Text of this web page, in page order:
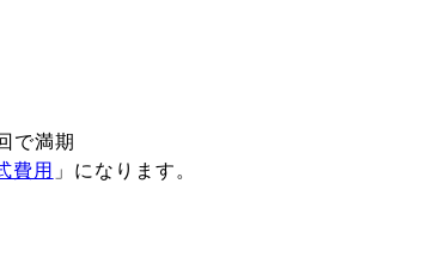
で満期
費用 」になります。